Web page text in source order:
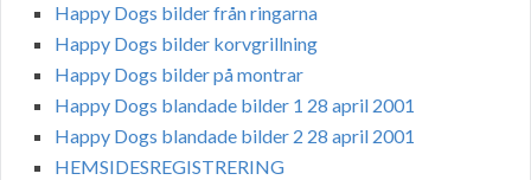
Happy Dogs bilder från ringarna
Happy Dogs bilder korvgrillning
Happy Dogs bilder på montrar
Happy Dogs blandade bilder 1 28 april 2001
Happy Dogs blandade bilder 2 28 april 2001
HEMSIDESREGISTRERING